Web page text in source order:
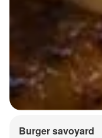
Burger savoyard